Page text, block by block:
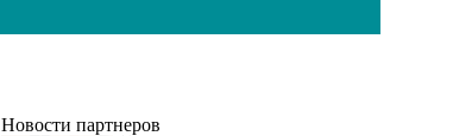
Новости партнеров